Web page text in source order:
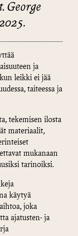
George
ja
leikki ei jää
taiteessa ja
tekemisen ilosta
materiaalit,
mukanaan
tarinoiksi.
käytyä
joka
ajatusten- ja